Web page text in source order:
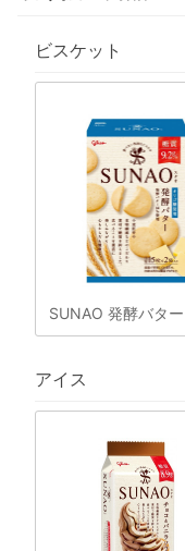
ビスケット
SUNAO 発酵バター
アイス